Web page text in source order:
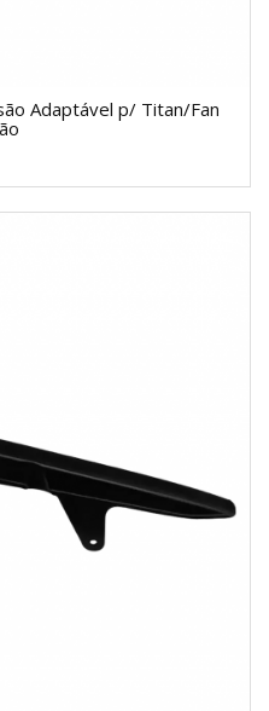
Adaptável p/ Titan/Fan